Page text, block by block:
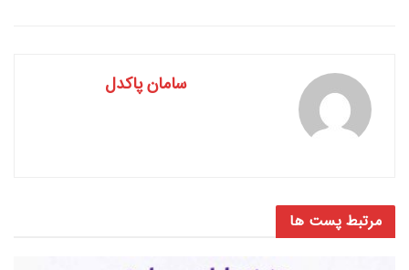
سامان پاکدل
مرتبط پست ها